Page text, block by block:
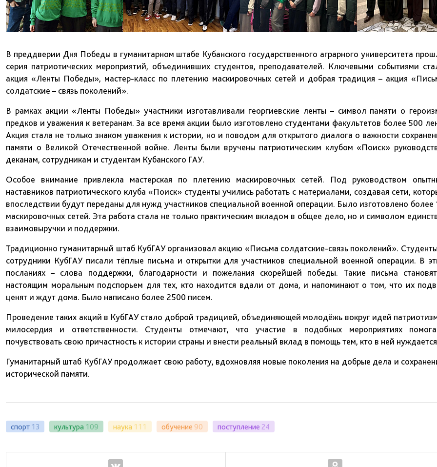
В преддверии Дня Победы в гуманитарном штабе Кубанского государственного аграрного университета
серия патриотических мероприятий, объединивших студентов, преподавателей. Ключевыми событиями
акция «Ленты Победы», мастер-класс по плетению маскировочных сетей и добрая традиция – акция
солдатские – связь поколений».
В рамках акции «Ленты Победы» участники изготавливали георгиевские ленты – символ памяти о
предков и уважения к ветеранам. За все время акции было изготовлено студентами факультетов более 500
Акция стала не только знаком уважения к истории, но и поводом для открытого диалога о важности
памяти о Великой Отечественной войне. Ленты были вручены патриотическим клубом «Поиск»
деканам, сотрудникам и студентам Кубанского ГАУ.
Особое внимание привлекла мастерская по плетению маскировочных сетей. Под руководством
наставников патриотического клуба «Поиск» студенты учились работать с материалами, создавая сети,
впоследствии будут переданы для нужд участников специальной военной операции. Было изготовлено более
маскировочных сетей. Эта работа стала не только практическим вкладом в общее дело, но и символом
взаимовыручки и поддержки.
Традиционно гуманитарный штаб КубГАУ организовал акцию «Письма солдатские-связь поколений».
сотрудники КубГАУ писали тёплые письма и открытки для участников специальной военной операции. В
посланиях – слова поддержки, благодарности и пожелания скорейшей победы. Такие письма
настоящим моральным подспорьем для тех, кто находится вдали от дома, и напоминают о том, что их
ценят и ждут дома. Было написано более 2500 писем.
Проведение таких акций в КубГАУ стало доброй традицией, объединяющей молодёжь вокруг идей
милосердия и ответственности. Студенты отмечают, что участие в подобных мероприятиях
почувствовать свою причастность к истории страны и внести реальный вклад в помощь тем, кто в ней
Гуманитарный штаб КубГАУ продолжает свою работу, вдохновляя новые поколения на добрые дела и
исторической памяти.
спорт 13 культура 109 наука 111 обучение 90 поступление 24